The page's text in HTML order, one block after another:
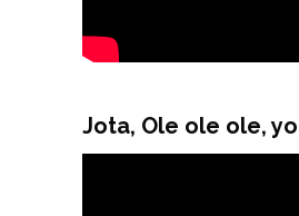
Jota, Ole ole ole,